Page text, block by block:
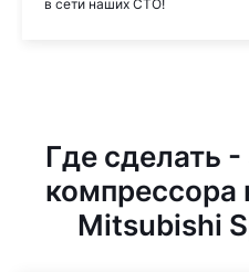
в сети наших СТО!
Где сделать
компрессора
Mitsubishi